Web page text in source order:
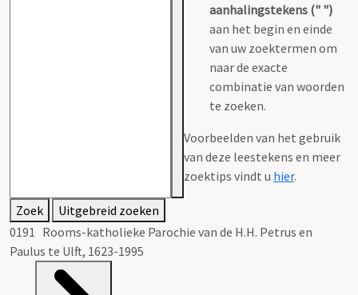
aanhalingstekens (" ")
aan het begin en einde
van uw zoektermen om
naar de exacte
combinatie van woorden
te zoeken.
Voorbeelden van het gebruik
van deze leestekens en meer
zoektips vindt u hier.
Zoek
Uitgebreid zoeken
0191 Rooms-katholieke Parochie van de H.H. Petrus en
Paulus te Ulft, 1623-1995